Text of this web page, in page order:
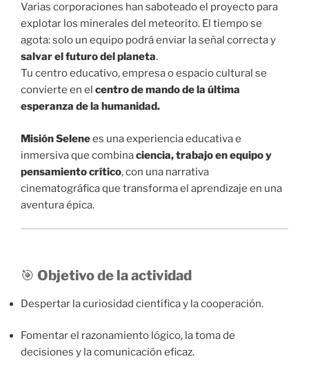
Varias corporaciones han saboteado el proyecto para
explotar los minerales del meteorito. El tiempo se
agota: solo un equipo podrá enviar la señal correcta y
salvar el futuro del planeta.
Tu centro educativo, empresa o espacio cultural se
convierte en el centro de mando de la última
esperanza de la humanidad.
Misión Selenees una experiencia educativa e
inmersiva que combinaciencia, trabajo en equipo y
pensamiento crítico, con una narrativa
cinematográfica que transforma el aprendizaje en una
aventura épica.
🎯 Objetivo de la actividad
Despertar la curiosidad científica y la cooperación.
Fomentar el razonamiento lógico, la toma de
decisiones y la comunicación eficaz.